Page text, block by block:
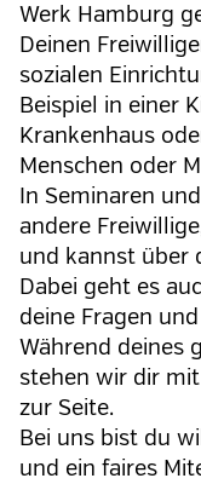
Werk Hamburg
Deinen
sozialen
Beispiel in einer
Krankenhaus
Menschen oder
In Seminaren
andere
und kannst über
Dabei geht es
deine Fragen
Während deines
stehen wir dir
zur Seite.
Bei uns bist du
und ein faires